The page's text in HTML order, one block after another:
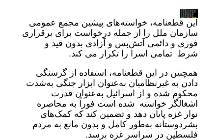
این قطعنامه، خواسته‌های پیشین مجمع عمومی
سازمان ملل را از جمله درخواست برای برقراری
فوری و دائمی آتش‌بس و آزادی بدون قید و
شرط تمامی اسرا را تکرار می کند.
همچنین در این قطعنامه، استفاده از گرسنگی
دادن به غیرنظامیان به‌عنوان ابزار جنگی به‌شدت
محکوم شده و از اسرائیل به‌عنوان قدرت
اشغالگر خواسته شده است فوراً به محاصره
نوار غزه پایان دهد و تضمین کند که کمک‌های
بشردوستانه به‌طور کامل و بدون مانع به مردم
فلسطین در سراسر غزه برسد.